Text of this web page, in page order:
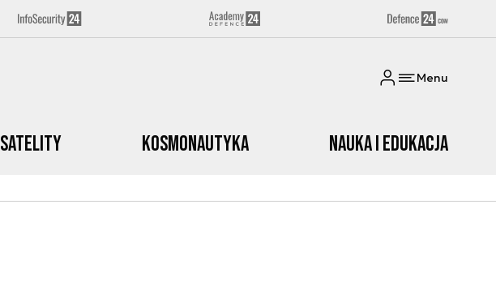
Menu
Satelity Kosmonautyka Nauka i edukacja